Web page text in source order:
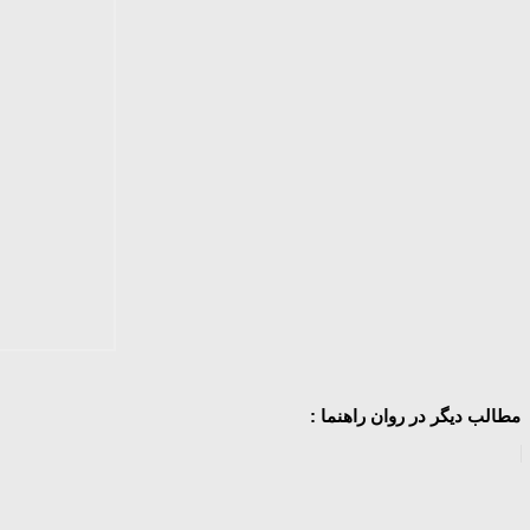
مطالب دیگر در روان راهنما :